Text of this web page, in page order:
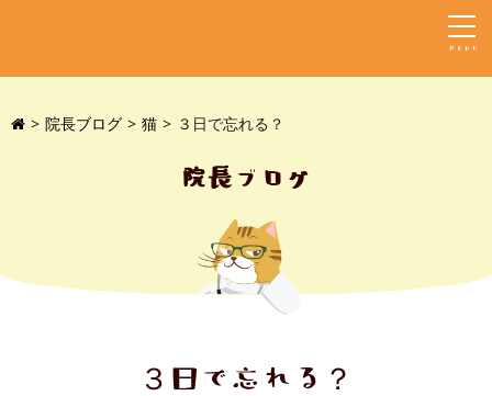
MENU
院長ブログ 猫 ３日で忘れる？
院長ブログ
３日で忘れる？